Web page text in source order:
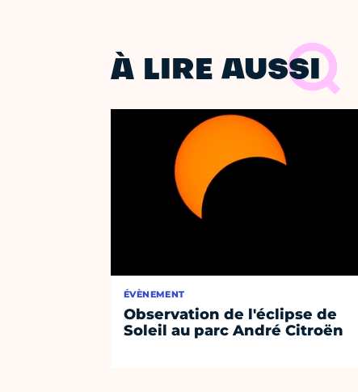
À LIRE AUSSI
ÉVÈNEMENT
Observation de l'éclipse de
Soleil au parc André Citroën